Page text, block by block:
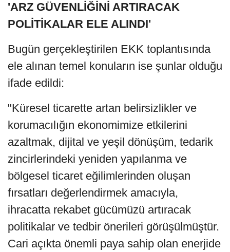
'ARZ GÜVENLİĞİNİ ARTIRACAK
POLİTİKALAR ELE ALINDI'
Bugün gerçekleştirilen EKK toplantısında
ele alınan temel konuların ise şunlar olduğu
ifade edildi:
"Küresel ticarette artan belirsizlikler ve
korumacılığın ekonomimize etkilerini
azaltmak, dijital ve yeşil dönüşüm, tedarik
zincirlerindeki yeniden yapılanma ve
bölgesel ticaret eğilimlerinden oluşan
fırsatları değerlendirmek amacıyla,
ihracatta rekabet gücümüzü artıracak
politikalar ve tedbir önerileri görüşülmüştür.
Cari açıkta önemli paya sahip olan enerjide